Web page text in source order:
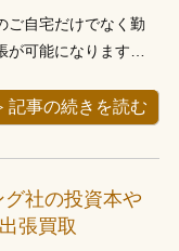
ご自宅だけでなく勤
が可能になります。
です。今回お問い合
のために伺わせて頂
とメールで何度もや
伺わせて頂いたお
事の続きを読む
社の投資本や
張買取